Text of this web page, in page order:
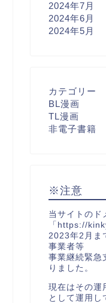
2024年7月
2024年6月
2024年5月
カテゴリー
BL漫画
TL漫画
非電子書籍
※注意
当サイトのド
「https://
2023年2月ま
事業者等
事業継続緊急
りました。
現在はその運
として運用し